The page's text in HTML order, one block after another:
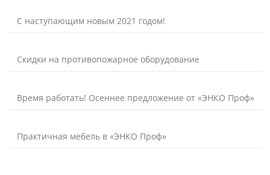
С наступающим новым 2021 годом!
Скидки на противопожарное оборудование
Время работать! Осеннее предложение от «ЭНКО Проф»
Практичная мебель в «ЭНКО Проф»